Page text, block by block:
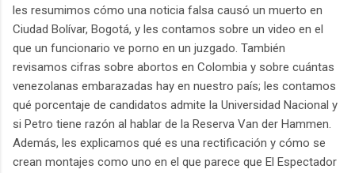
les resumimos cómo una noticia falsa causó un muerto en
Ciudad Bolívar, Bogotá, y les contamos sobre un video en el
que un funcionario ve porno en un juzgado. También
revisamos cifras sobre abortos en Colombia y sobre cuántas
venezolanas embarazadas hay en nuestro país; les contamos
qué porcentaje de candidatos admite la Universidad Nacional y
si Petro tiene razón al hablar de la Reserva Van der Hammen.
Además, les explicamos qué es una rectificación y cómo se
crean montajes como uno en el que parece que El Espectador